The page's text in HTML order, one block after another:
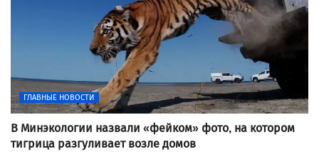
ГЛАВНЫЕ НОВОСТИ
В Минэкологии назвали «фейком» фото, на котором
тигрица разгуливает возле домов